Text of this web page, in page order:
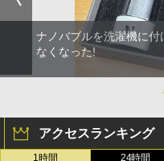
ナノバブルを洗濯機に
なくなった!
アクセスランキング
1時間 24時間